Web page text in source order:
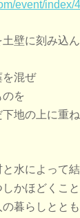
event/index/
壁に刻み込ん
を混ぜ
を
地の上に重
水によって結
かほどくこと
暮らしとと